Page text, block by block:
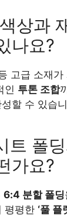
상과
나요?
고급 소재가
인 투톤 조합
할 수 있습
트 폴
가요?
6:4 분할 폴딩
평평한 ‘풀 플